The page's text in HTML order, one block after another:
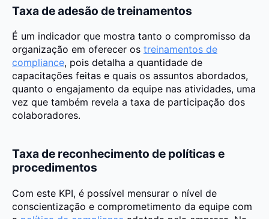
Taxa de adesão de treinamentos
É um indicador que mostra tanto o compromisso da
organização em oferecer os treinamentos de
compliance, pois detalha a quantidade de
capacitações feitas e quais os assuntos abordados,
quanto o engajamento da equipe nas atividades, uma
vez que também revela a taxa de participação dos
colaboradores.
Taxa de reconhecimento de políticas e
procedimentos
Com este KPI, é possível mensurar o nível de
conscientização e comprometimento da equipe com